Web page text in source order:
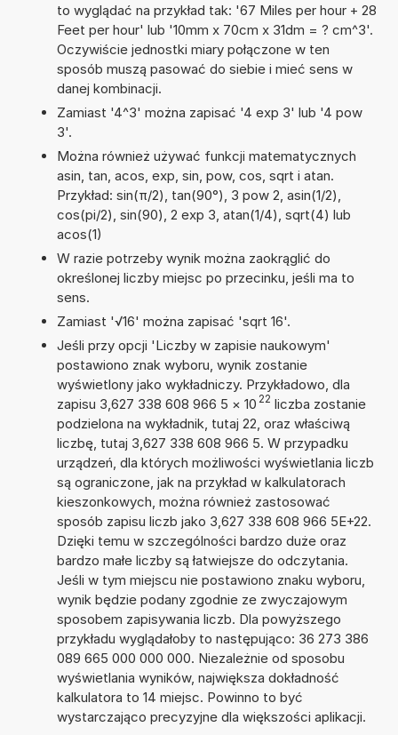
to wyglądać na przykład tak: '67 Miles per hour + 28
Feet per hour' lub '10mm x 70cm x 31dm = ? cm^3'.
Oczywiście jednostki miary połączone w ten
sposób muszą pasować do siebie i mieć sens w
danej kombinacji.
Zamiast '4^3' można zapisać '4 exp 3' lub '4 pow
3'.
Można również używać funkcji matematycznych
asin, tan, acos, exp, sin, pow, cos, sqrt i atan.
Przykład: sin(π/2), tan(90°), 3 pow 2, asin(1/2),
cos(pi/2), sin(90), 2 exp 3, atan(1/4), sqrt(4) lub
acos(1)
W razie potrzeby wynik można zaokrąglić do
określonej liczby miejsc po przecinku, jeśli ma to
sens.
Zamiast '√16' można zapisać 'sqrt 16'.
Jeśli przy opcji 'Liczby w zapisie naukowym'
postawiono znak wyboru, wynik zostanie
wyświetlony jako wykładniczy. Przykładowo, dla
zapisu 3,627 338 608 966 5 × 10 22 liczba zostanie
podzielona na wykładnik, tutaj 22, oraz właściwą
liczbę, tutaj 3,627 338 608 966 5. W przypadku
urządzeń, dla których możliwości wyświetlania liczb
są ograniczone, jak na przykład w kalkulatorach
kieszonkowych, można również zastosować
sposób zapisu liczb jako 3,627 338 608 966 5E+22.
Dzięki temu w szczególności bardzo duże oraz
bardzo małe liczby są łatwiejsze do odczytania.
Jeśli w tym miejscu nie postawiono znaku wyboru,
wynik będzie podany zgodnie ze zwyczajowym
sposobem zapisywania liczb. Dla powyższego
przykładu wyglądałoby to następująco: 36 273 386
089 665 000 000 000. Niezależnie od sposobu
wyświetlania wyników, największa dokładność
kalkulatora to 14 miejsc. Powinno to być
wystarczająco precyzyjne dla większości aplikacji.